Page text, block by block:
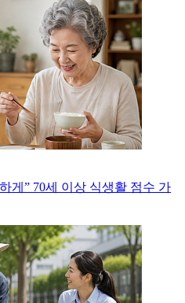
게” 70세 이상 식생활 점수 가